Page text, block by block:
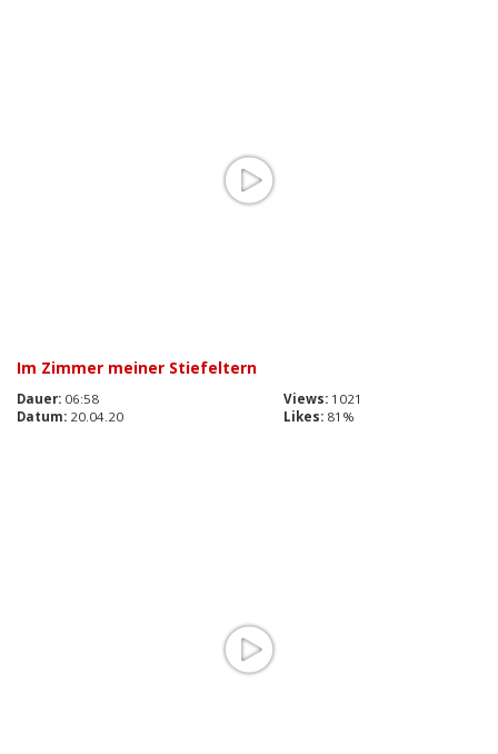
Im Zimmer meiner Stiefeltern
Dauer: 06:58 Views: 1021
Datum: 20.04.20 Likes: 81%